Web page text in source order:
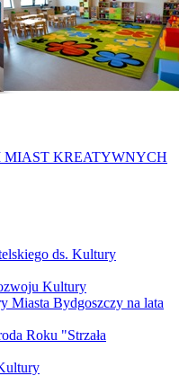
MIAST KREATYWNYCH
ds. Kultury
Kultury
Miasta Bydgoszczy na lata
Roku "Strzała